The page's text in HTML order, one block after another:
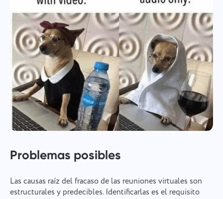
Problemas posibles
Las causas raíz del fracaso de las reuniones virtuales son
estructurales y predecibles. Identificarlas es el requisito